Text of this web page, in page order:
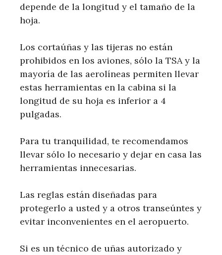
depende de la longitud y el tamaño de la
hoja.
Los cortaúñas y las tijeras no están
prohibidos en los aviones, sólo la TSA y la
mayoría de las aerolíneas permiten llevar
estas herramientas en la cabina si la
longitud de su hoja es inferior a 4
pulgadas.
Para tu tranquilidad, te recomendamos
llevar sólo lo necesario y dejar en casa las
herramientas innecesarias.
Las reglas están diseñadas para
protegerlo a usted y a otros transeúntes y
evitar inconvenientes en el aeropuerto.
Si es un técnico de uñas autorizado y